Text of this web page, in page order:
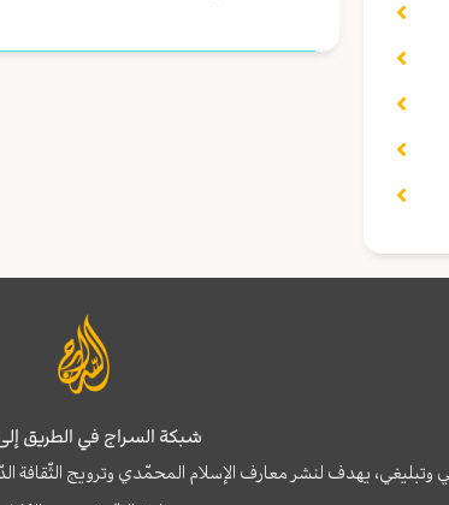
شبكة السراج في الطريق
وتبليغي، يهدف لنشر معارف الإسلام المحمّدي وترويج